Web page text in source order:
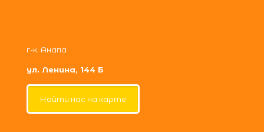
г-к. Анапа
ул. Ленина, 144 Б
Найти нас на карте